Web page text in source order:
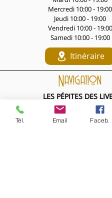
Mercredi 10:00 - 19:00
Jeudi 10:00 - 19:00
Vendredi 10:00 - 19:00
Samedi 10:00 - 19:00
Itinéraire
Navigation
LES PÉPITES DES
Nouveautés de la
Les Archives de la
Tél. Email Faceb.